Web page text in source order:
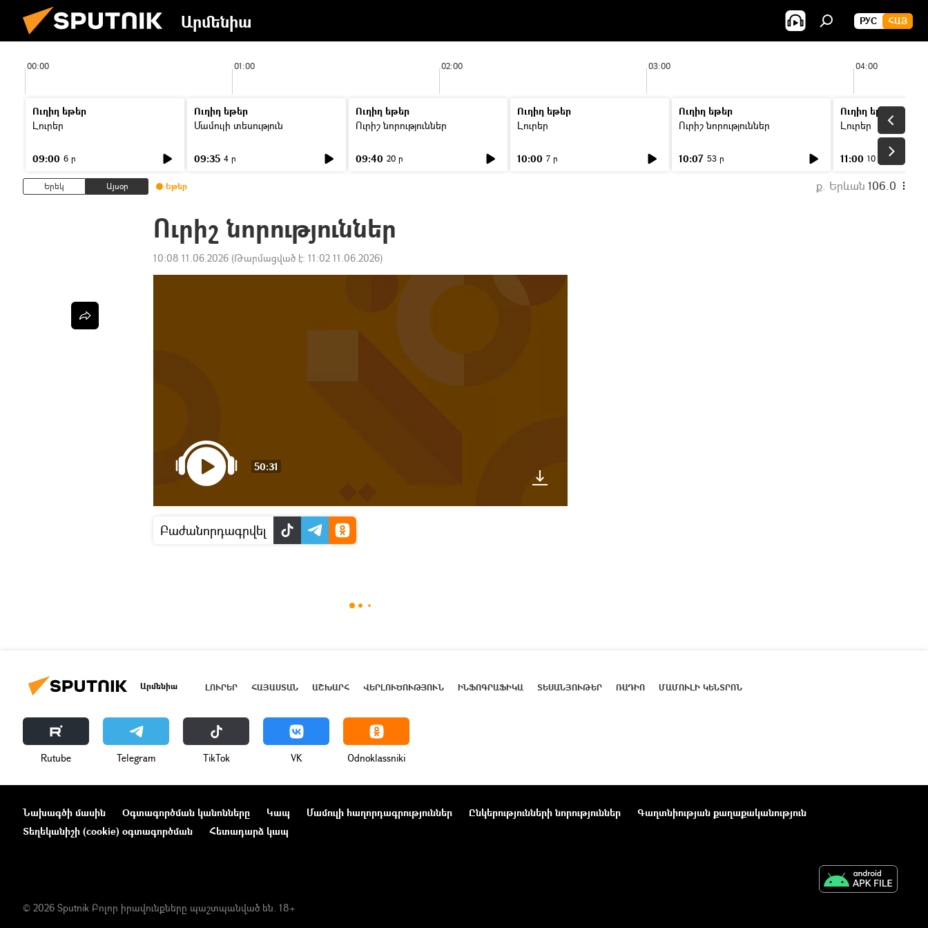
Արմենիա РУС ՀԱՅ
00:00 01:00 02:00 03:00 04:00
Ուղիղ եթեր
Լուրեր
09:00 6 ր
Ուղիղ եթեր
Մամուլի տեսություն
09:35 4 ր
Ուղիղ եթեր
Ուրիշ նորություններ
09:40 20 ր
Ուղիղ եթեր
Լուրեր
10:00 7 ր
Ուղիղ եթեր
Ուրիշ նորություններ
10:07 53 ր
Ուղիղ եթեր
Լուրեր
11:00 10 ր
Երեկ Այսօր Եթեր ք. Երևան 106.0
Ուրիշ նորություններ
10:08 11.06.2026 (Թարմացված է: 11:02 11.06.2026)
50:31
Բաժանորդագրվել
Արմենիա ԼՈՒՐԵՐ ՀԱՅԱՍՏԱՆ ԱՇԽԱՐՀ ՎԵՐԼՈՒԾՈՒԹՅՈՒՆ ԻՆՖՈԳՐԱՖԻԿԱ ՏԵՍԱՆՅՈՒԹԵՐ ՌԱԴԻՈ ՄԱՄՈՒԼԻ ԿԵՆՏՐՈՆ
Rutube Telegram ТikТоk VK Odnoklassniki
Նախագծի մասին Օգտագործման կանոնները Կապ Մամուլի հաղորդագրություններ Ընկերությունների նորություններ
Գաղտնիության քաղաքականություն
Տեղեկանիշի (cookie) օգտագործման
Հետադարձ կապ
© 2026 Sputnik Բոլոր իրավունքները պաշտպանված են. 18+